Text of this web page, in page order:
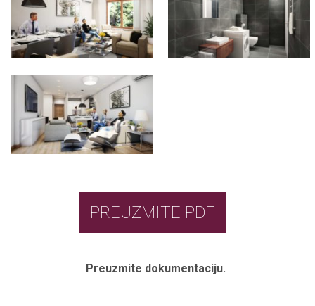
PREUZMITE PDF
Preuzmite dokumentaciju.